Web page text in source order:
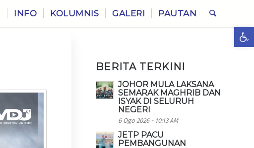
INFO KOLUMNIS GALERI PAUTAN
BERITA TERKINI
JOHOR MULA LAKSANA
SEMARAK MAGHRIB DAN
ISYAK DI SELURUH
NEGERI
6 Ogo 2026 - 10:13 AM
JETP PACU
PEMBANGUNAN